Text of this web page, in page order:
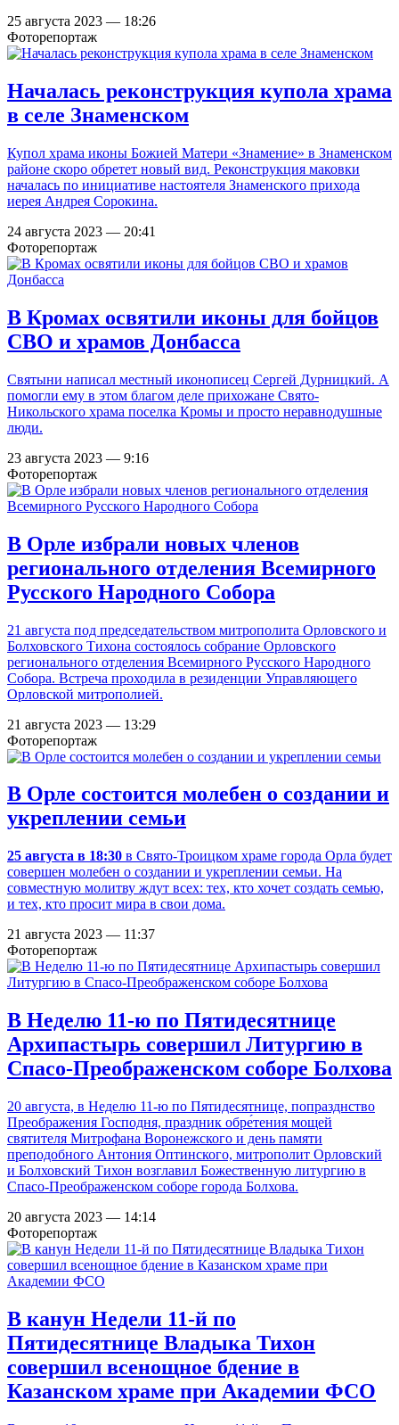
25 августа 2023 — 18:26
Фоторепортаж
Началась реконструкция купола храма
в селе Знаменском
Купол храма иконы Божией Матери «Знамение» в Знаменском
районе скоро обретет новый вид. Реконструкция маковки
началась по инициативе настоятеля Знаменского прихода
иерея Андрея Сорокина.
24 августа 2023 — 20:41
Фоторепортаж
В Кромах освятили иконы для бойцов
СВО и храмов Донбасса
Святыни написал местный иконописец Сергей Дурницкий. А
помогли ему в этом благом деле прихожане Свято-
Никольского храма поселка Кромы и просто неравнодушные
люди.
23 августа 2023 — 9:16
Фоторепортаж
В Орле избрали новых членов
регионального отделения Всемирного
Русского Народного Собора
21 августа под председательством митрополита Орловского и
Болховского Тихона состоялось собрание Орловского
регионального отделения Всемирного Русского Народного
Собора. Встреча проходила в резиденции Управляющего
Орловской митрополией.
21 августа 2023 — 13:29
Фоторепортаж
В Орле состоится молебен о создании и
укреплении семьи
25 августа в 18:30 в Свято-Троицком храме города Орла будет
совершен молебен о создании и укреплении семьи. На
совместную молитву ждут всех: тех, кто хочет создать семью,
и тех, кто просит мира в свои дома.
21 августа 2023 — 11:37
Фоторепортаж
В Неделю 11-ю по Пятидесятнице
Архипастырь совершил Литургию в
Спасо-Преображенском соборе Болхова
20 августа, в Неделю 11-ю по Пятидесятнице, попразднство
Преображения Господня, праздник обре́тения мощей
святителя Митрофана Воронежского и день памяти
преподобного Антония Оптинского, митрополит Орловский
и Болховский Тихон возглавил Божественную литургию в
Спасо-Преображенском соборе города Болхова.
20 августа 2023 — 14:14
Фоторепортаж
В канун Недели 11-й по
Пятидесятнице Владыка Тихон
совершил всенощное бдение в
Казанском храме при Академии ФСО